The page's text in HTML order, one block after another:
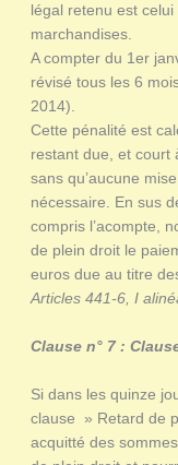
légal retenu est
marchandises.
A compter du 1er
révisé tous les 6
2014).
Cette pénalité est
restant due, et court
sans qu’aucune
nécessaire. En sus
compris l’acompte,
de plein droit le
euros due au titre
Articles 441-6, I
Clause n° 7 :
Si dans les quinze
clause » Retard de
acquitté des